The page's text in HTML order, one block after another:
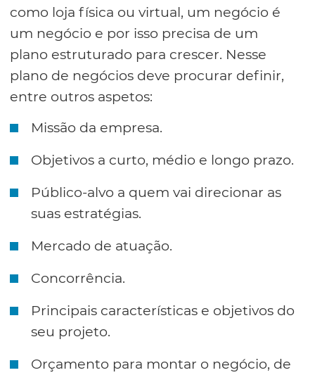
como loja física ou virtual, um negócio é
um negócio e por isso precisa de um
plano estruturado para crescer. Nesse
plano de negócios deve procurar definir,
entre outros aspetos:
Missão da empresa.
Objetivos a curto, médio e longo prazo.
Público-alvo a quem vai direcionar as
suas estratégias.
Mercado de atuação.
Concorrência.
Principais características e objetivos do
seu projeto.
Orçamento para montar o negócio, de